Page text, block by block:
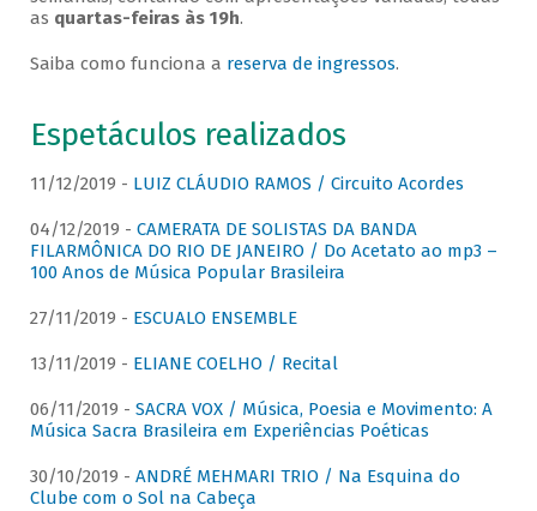
as quartas-feiras às 19h.
Saiba como funciona a reserva de ingressos.
Espetáculos realizados
11/12/2019 - LUIZ CLÁUDIO RAMOS / Circuito Acordes
04/12/2019 - CAMERATA DE SOLISTAS DA BANDA
FILARMÔNICA DO RIO DE JANEIRO / Do Acetato ao mp3 –
100 Anos de Música Popular Brasileira
27/11/2019 - ESCUALO ENSEMBLE
13/11/2019 - ELIANE COELHO / Recital
06/11/2019 - SACRA VOX / Música, Poesia e Movimento: A
Música Sacra Brasileira em Experiências Poéticas
30/10/2019 - ANDRÉ MEHMARI TRIO / Na Esquina do
Clube com o Sol na Cabeça